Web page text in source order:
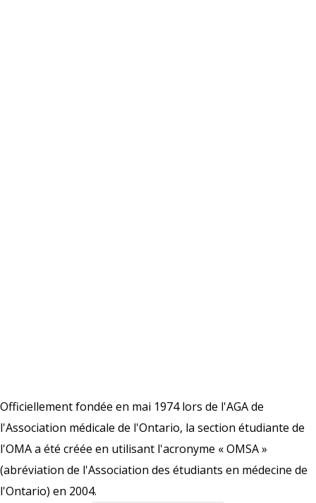
Officiellement fondée en mai 1974 lors de l'AGA de
l'Association médicale de l'Ontario, la section étudiante de
l'OMA a été créée en utilisant l'acronyme « OMSA »
(abréviation de l'Association des étudiants en médecine de
l'Ontario) en 2004.